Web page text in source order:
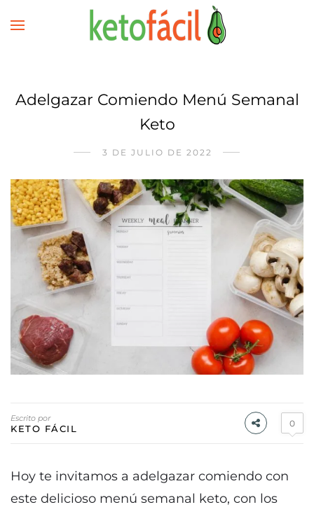
Adelgazar Comiendo Menú Semanal
Keto
3 DE JULIO DE 2022
Escrito por
KETO FÁCIL 0
Hoy te invitamos a adelgazar comiendo con
este delicioso menú semanal keto, con los